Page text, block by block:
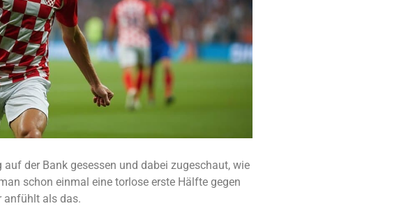
der Bank gesessen und dabei zugeschaut, wie
schon einmal eine torlose erste Hälfte gegen
anfühlt als das.